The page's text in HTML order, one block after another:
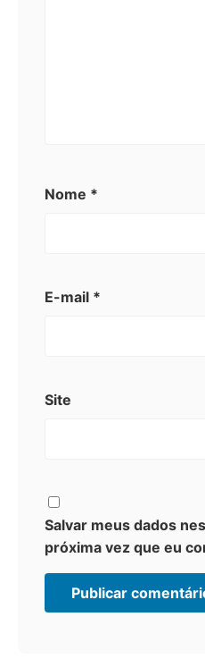
Nome *
E-mail *
Site
Salvar meus dados
próxima vez que eu